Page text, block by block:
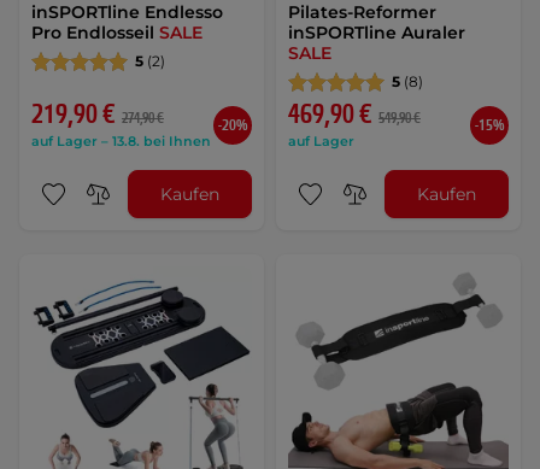
inSPORTline Endlesso
Pro Endlosseil SALE
5 (2)
219,90 € 274,90 €
auf Lager – 13.8. bei Ihnen
-20%
Kaufen
Pilates-Reformer
inSPORTline Auraler
SALE
5 (8)
469,90 € 549,90 €
auf Lager
-15%
Kaufen